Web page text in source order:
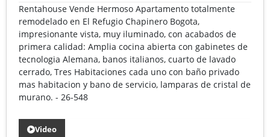
Rentahouse Vende Hermoso Apartamento totalmente
remodelado en El Refugio Chapinero Bogota,
impresionante vista, muy iluminado, con acabados de
primera calidad: Amplia cocina abierta con gabinetes de
tecnologia Alemana, banos italianos, cuarto de lavado
cerrado, Tres Habitaciones cada uno con baño privado
mas habitacion y bano de servicio, lamparas de cristal de
murano. - 26-548
Video